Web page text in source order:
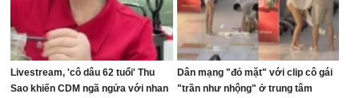
Livestream, 'cô dâu 62 tuổi' Thu
Sao khiến CDM ngã ngửa với nhan
Dân mạng "đỏ mặt" với clip cô gái
"trần như nhộng" ở trung tâm